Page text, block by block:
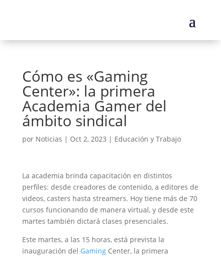
Cómo es «Gaming
Center»: la primera
Academia Gamer del
ámbito sindical
por Noticias | Oct 2, 2023 | Educación y Trabajo
La academia brinda capacitación en distintos
perfiles: desde creadores de contenido, a editores de
videos, casters hasta streamers. Hoy tiene más de 70
cursos funcionando de manera virtual, y desde este
martes también dictará clases presenciales.
Este martes, a las 15 horas, está prevista la
inauguración del Gaming Center, la primera